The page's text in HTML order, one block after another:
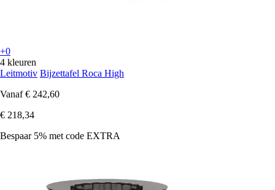
+0
4 kleuren
Leitmotiv Bijzettafel Roca High
Vanaf € 242,60
€ 218,34
Bespaar 5% met code EXTRA